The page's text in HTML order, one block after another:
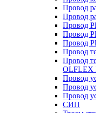
Провод
Провод
Провод
Провод
Провод
Провод
Провод
OLFLEX
Провод
Провод
Провод
СИП